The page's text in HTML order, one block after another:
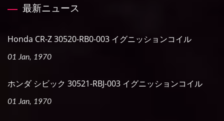
最新ニュース
Honda CR-Z 30520-RB0-003 イグニッションコイル
01 Jan, 1970
ホンダ シビック 30521-RBJ-003 イグニッションコイル
01 Jan, 1970